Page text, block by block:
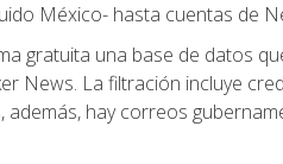
México- hasta cuentas de
gratuita una base de datos
News. La filtración incluye
hay correos